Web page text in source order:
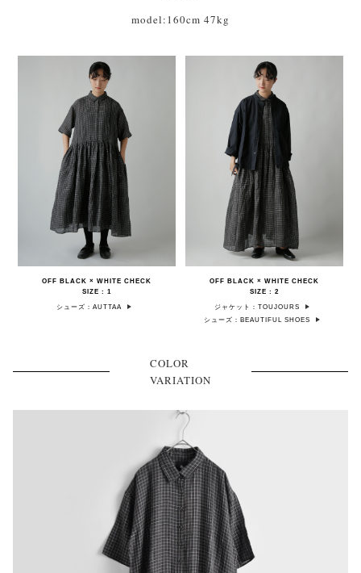
model:160cm 47kg
OFF BLACK × WHITE CHECK
SIZE : 1
シューズ：AUTTAA
OFF BLACK × WHITE CHECK
SIZE : 2
ジャケット：TOUJOURS
シューズ：BEAUTIFUL SHOES
COLOR
VARIATION